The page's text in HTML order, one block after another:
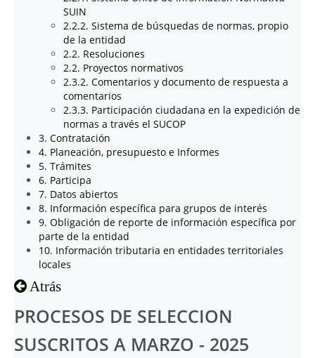
SUIN
2.2.2. Sistema de búsquedas de normas, propio
de la entidad
2.2. Resoluciones
2.2. Proyectos normativos
2.3.2. Comentarios y documento de respuesta a
comentarios
2.3.3. Participación ciudadana en la expedición de
normas a través el SUCOP
3. Contratación
4. Planeación, presupuesto e Informes
5. Trámites
6. Participa
7. Datos abiertos
8. Información específica para grupos de interés
9. Obligación de reporte de información específica por
parte de la entidad
10. Información tributaria en entidades territoriales
locales
Atrás
PROCESOS DE SELECCION
SUSCRITOS A MARZO - 2025